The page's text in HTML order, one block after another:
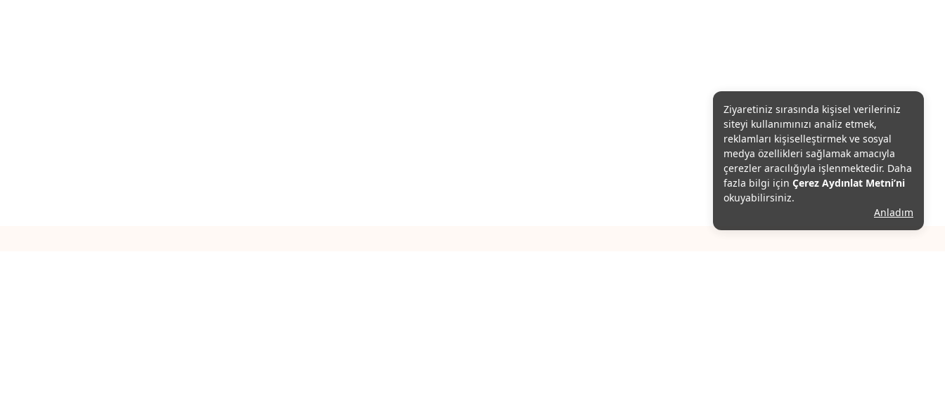
Ziyaretiniz sırasında kişisel verileriniz
siteyi kullanımınızı analiz etmek,
reklamları kişiselleştirmek ve sosyal
medya özellikleri sağlamak amacıyla
çerezler aracılığıyla işlenmektedir. Daha
fazla bilgi için Çerez Aydınlat Metni’ni
okuyabilirsiniz.
Anladım